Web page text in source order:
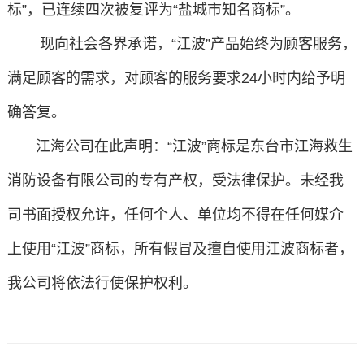
标”，已连续四次被复评为“盐城市知名商标”。
现向社会各界承诺，“江波”产品始终为顾客服务，
满足顾客的需求，对顾客的服务要求24小时内给予明
确答复。
江海公司在此声明：“江波”商标是东台市江海救生
消防设备有限公司的专有产权，受法律保护。未经我
司书面授权允许，任何个人、单位均不得在任何媒介
上使用“江波”商标，所有假冒及擅自使用江波商标者，
我公司将依法行使保护权利。